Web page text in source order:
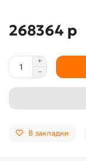
268364 р
В закладки